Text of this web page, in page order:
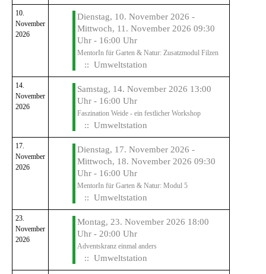
10.
November
2026
Dienstag, 10. November 2026 -
Mittwoch, 11. November 2026 09:30
Uhr - 16:00 Uhr
MentorIn für Garten & Natur: Zusatzmodul Filzen
:: Umweltstation
14.
November
2026
Samstag, 14. November 2026 13:00
Uhr - 16:00 Uhr
Faszination Weide - ein festlicher Workshop
:: Umweltstation
17.
November
2026
Dienstag, 17. November 2026 -
Mittwoch, 18. November 2026 09:30
Uhr - 16:00 Uhr
MentorIn für Garten & Natur: Modul 5
:: Umweltstation
23.
November
2026
Montag, 23. November 2026 18:00
Uhr - 20:00 Uhr
Adventskranz einmal anders
:: Umweltstation